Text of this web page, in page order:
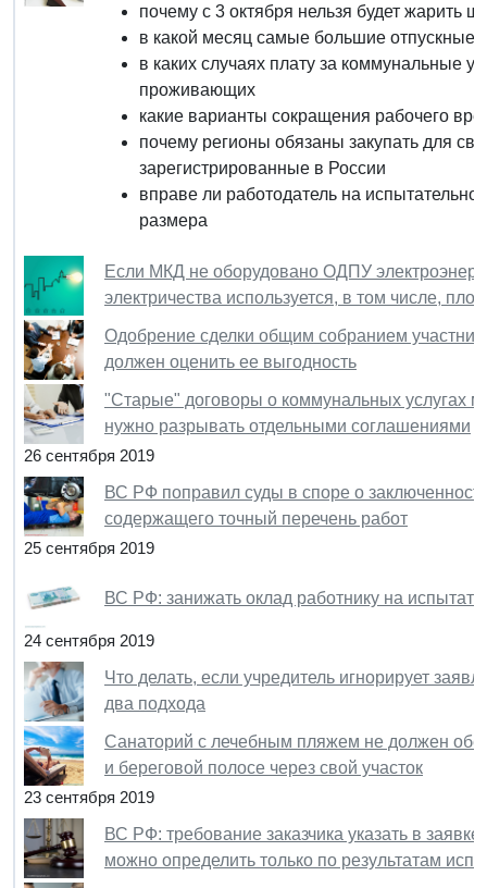
почему с 3 октября нельзя будет жарить
в какой месяц самые большие отпускные
в каких случаях плату за коммунальные
проживающих
какие варианты сокращения рабочего
почему регионы обязаны закупать для
зарегистрированные в России
вправе ли работодатель на
размера
Если МКД не оборудовано ОДПУ
электричества используется, в том числе,
Одобрение сделки общим собранием
должен оценить ее выгодность
"Старые" договоры о коммунальных услугах
нужно разрывать отдельными соглашениями
26 сентября 2019
ВС РФ поправил суды в споре о
содержащего точный перечень работ
25 сентября 2019
ВС РФ: занижать оклад работнику на
24 сентября 2019
Что делать, если учредитель игнорирует
два подхода
Санаторий с лечебным пляжем не должен
и береговой полосе через свой участок
23 сентября 2019
ВС РФ: требование заказчика указать в
можно определить только по результатам